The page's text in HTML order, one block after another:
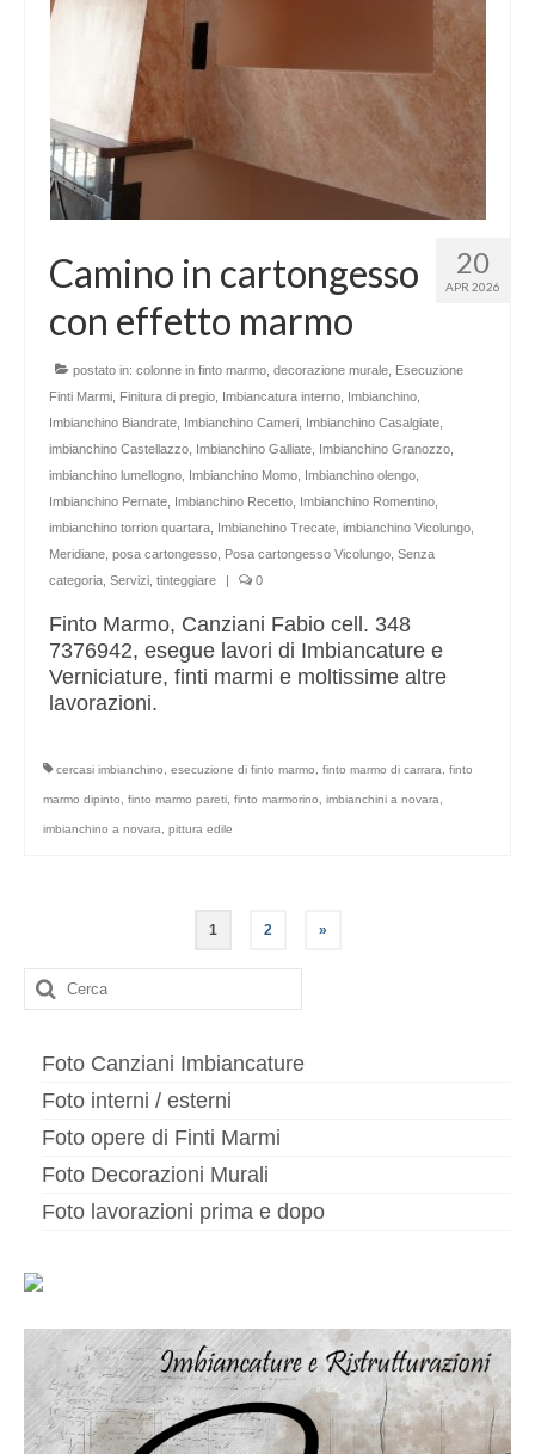
20
APR 2026
Camino in cartongesso
con effetto marmo
postato in: colonne in finto marmo, decorazione murale, Esecuzione
Finti Marmi, Finitura di pregio, Imbiancatura interno, Imbianchino,
Imbianchino Biandrate, Imbianchino Cameri, Imbianchino Casalgiate,
imbianchino Castellazzo, Imbianchino Galliate, Imbianchino Granozzo,
imbianchino lumellogno, Imbianchino Momo, Imbianchino olengo,
Imbianchino Pernate, Imbianchino Recetto, Imbianchino Romentino,
imbianchino torrion quartara, Imbianchino Trecate, imbianchino Vicolungo,
Meridiane, posa cartongesso, Posa cartongesso Vicolungo, Senza
categoria, Servizi, tinteggiare 0
Finto Marmo, Canziani Fabio cell. 348
7376942, esegue lavori di Imbiancature e
Verniciature, finti marmi e moltissime altre
lavorazioni.
cercasi imbianchino, esecuzione di finto marmo, finto marmo di carrara, finto
marmo dipinto, finto marmo pareti, finto marmorino, imbianchini a novara,
imbianchino a novara, pittura edile
Paginazione
degli
articoli
1 2 »
Cerca:
Foto Canziani Imbiancature
Foto interni / esterni
Foto opere di Finti Marmi
Foto Decorazioni Murali
Foto lavorazioni prima e dopo